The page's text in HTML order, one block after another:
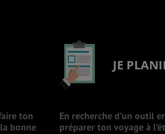
ton
bonne
JE
En recherche d’un outil
préparer ton voyage à